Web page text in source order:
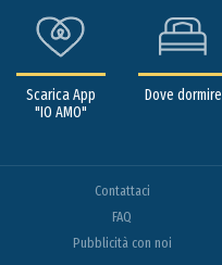
Scarica App
"IO AMO"
Dove dormire
Contattaci
FAQ
Pubblicità con noi